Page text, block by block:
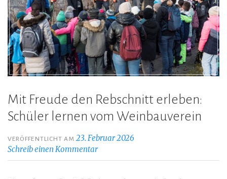
Mit Freude den Rebschnitt erleben:
Schüler lernen vom Weinbauverein
VERÖFFENTLICHT AM23. Februar 2026
Schreib einen Kommentar